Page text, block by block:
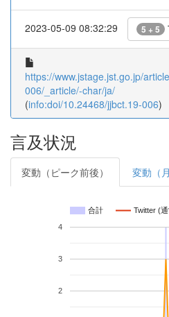
2023-05-09 08:32:29 5 + 5
https://www.jstage.jst.go.jp/
006/_article/-char/ja/
(info:doi/10.24468/jjbct.19-006)
言及状況
変動（ピーク前後） 変動（
合計 Twitter (
2
3
4